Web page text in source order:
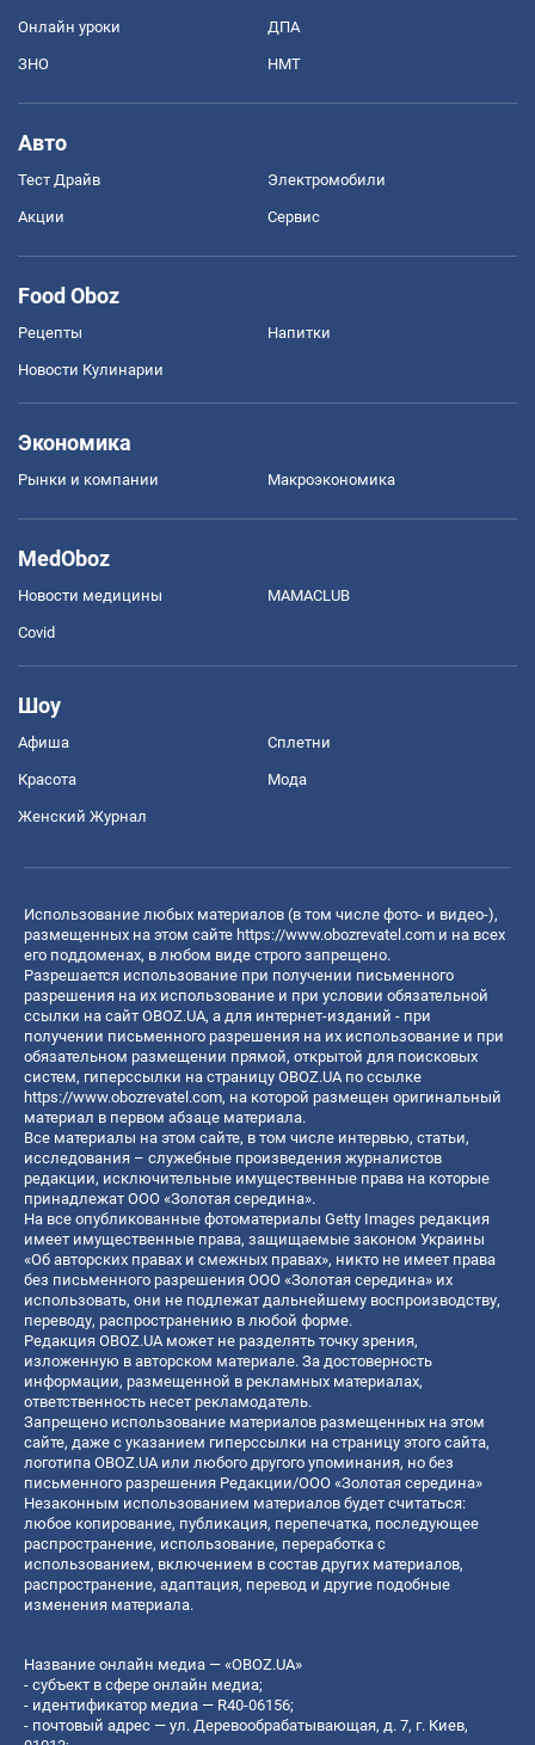
Онлайн уроки ДПА
ЗНО НМТ
Авто
Тест Драйв Электромобили
Акции Сервис
Food Oboz
Рецепты Напитки
Новости Кулинарии
Экономика
Рынки и компании Mакроэкономика
MedOboz
Новости медицины MAMACLUB
Covid
Шоу
Афиша Сплетни
Красота Мода
Женский Журнал
Использование любых материалов (в том числе фото- и видео-),
размещенных на этом сайте https://www.obozrevatel.com и на всех
его поддоменах, в любом виде строго запрещено.
Разрешается использование при получении письменного
разрешения на их использование и при условии обязательной
ссылки на сайт OBOZ.UA, а для интернет-изданий - при
получении письменного разрешения на их использование и при
обязательном размещении прямой, открытой для поисковых
систем, гиперссылки на страницу OBOZ.UA по ссылке
https://www.obozrevatel.com, на которой размещен оригинальный
материал в первом абзаце материала.
Все материалы на этом сайте, в том числе интервью, статьи,
исследования – служебные произведения журналистов
редакции, исключительные имущественные права на которые
принадлежат ООО «Золотая середина».
На все опубликованные фотоматериалы Getty Images редакция
имеет имущественные права, защищаемые законом Украины
«Об авторских правах и смежных правах», никто не имеет права
без письменного разрешения ООО «Золотая середина» их
использовать, они не подлежат дальнейшему воспроизводству,
переводу, распространению в любой форме.
Редакция OBOZ.UA может не разделять точку зрения,
изложенную в авторском материале. За достоверность
информации, размещенной в рекламных материалах,
ответственность несет рекламодатель.
Запрещено использование материалов размещенных на этом
сайте, даже с указанием гиперссылки на страницу этого сайта,
логотипа OBOZ.UA или любого другого упоминания, но без
письменного разрешения Редакции/ООО «Золотая середина»
Незаконным использованием материалов будет считаться:
любое копирование, публикация, перепечатка, последующее
распространение, использование, переработка с
использованием, включением в состав других материалов,
распространение, адаптация, перевод и другие подобные
изменения материала.
Название онлайн медиа — «OBOZ.UA»
- субъект в сфере онлайн медиа;
- идентификатор медиа — R40-06156;
- почтовый адрес — ул. Деревообрабатывающая, д. 7, г. Киев,